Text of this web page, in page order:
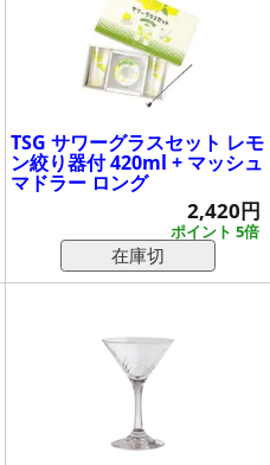
TSG サワーグラスセット レモ
ン絞り器付 420ml + マッシュ
マドラー ロング
ポイント 5倍
2,420円
在庫切